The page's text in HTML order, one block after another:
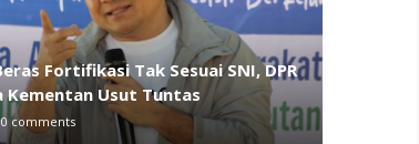
Fortifikasi Tak Sesuai SNI, DPR
Kementan Usut Tuntas
0 comments